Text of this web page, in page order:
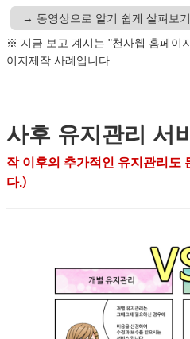
→ 동영상으로 알기 쉽게 살펴보기
※ 지금 보고 계시는 "천사웹 홈페이
이지제작 사례입니다.
사후 유지관리 서
작 이후의 추가적인 유지관리도
다.)